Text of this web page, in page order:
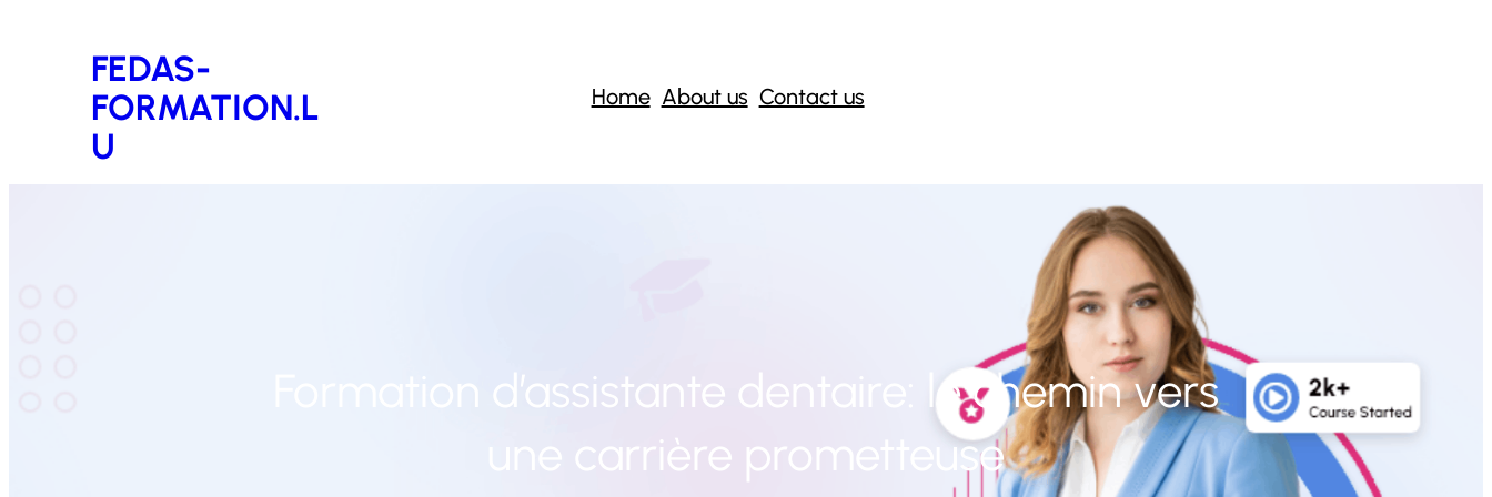
FEDAS-
FORMATION.L
U
Home About us Contact us
Formation d’assistante dentaire: le chemin vers
une carrière prometteuse